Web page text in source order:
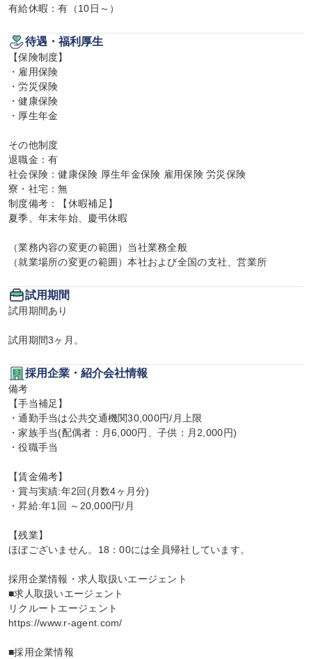
有給休暇：有（10日～）
待遇・福利厚生
【保険制度】
・雇用保険
・労災保険
・健康保険
・厚生年金
その他制度
退職金：有
社会保険：健康保険 厚生年金保険 雇用保険 労災保険
寮・社宅：無
制度備考：【休暇補足】
夏季、年末年始、慶弔休暇
（業務内容の変更の範囲）当社業務全般
（就業場所の変更の範囲）本社および全国の支社、営業所
試用期間
試用期間あり
試用期間3ヶ月。
採用企業・紹介会社情報
備考
【手当補足】
・通勤手当は公共交通機関30,000円/月上限
・家族手当(配偶者：月6,000円、子供：月2,000円)
・役職手当
【賃金備考】
・賞与実績:年2回(月数4ヶ月分)
・昇給:年1回 ～20,000円/月
【残業】
ほぼございません。18：00には全員帰社しています。
採用企業情報・求人取扱いエージェント
■求人取扱いエージェント
リクルートエージェント
https://www.r-agent.com/
■採用企業情報